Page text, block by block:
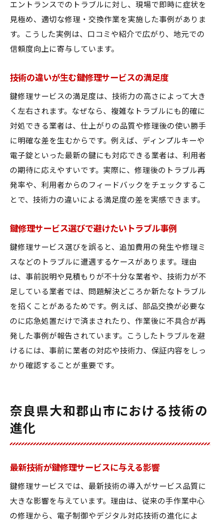
準
鍵の不調を感じたら取るべき初動
早期対応で防げる鍵修理サービスの選び方
鍵修理サービス利用時のトラブル回避ポイ
ント
鍵の不調に気づいた際の適切な行動手順
費用を抑えた鍵修理サービス活用術
鍵修理サービスの費用構成と節約ポイント
無駄を省くための鍵修理サービス比較術
技術と費用のバランスが良い鍵修理サービ
ス選び
費用を抑える鍵修理サービスキャンペーン
活用法
エントランスでのトラブルに対し、現場で即時に症状を
見極め、適切な修理・交換作業を実施した事例がありま
す。こうした実例は、口コミや紹介で広がり、地元での
信頼度向上に寄与しています。
技術の違いが生む鍵修理サービスの満足度
鍵修理サービスの満足度は、技術力の高さによって大き
く左右されます。なぜなら、複雑なトラブルにも的確に
対処できる業者は、仕上がりの品質や修理後の使い勝手
に明確な差を生むからです。例えば、ディンプルキーや
電子錠といった最新の鍵にも対応できる業者は、利用者
の期待に応えやすいです。実際に、修理後のトラブル再
発率や、利用者からのフィードバックをチェックするこ
とで、技術力の違いによる満足度の差を実感できます。
鍵修理サービス選びで避けたいトラブル事例
鍵修理サービス選びを誤ると、追加費用の発生や修理ミ
スなどのトラブルに遭遇するケースがあります。理由
は、事前説明や見積もりが不十分な業者や、技術力が不
足している業者では、問題解決どころか新たなトラブル
を招くことがあるためです。例えば、部品交換が必要な
のに応急処置だけで済まされたり、作業後に不具合が再
発した事例が報告されています。こうしたトラブルを避
けるには、事前に業者の対応や技術力、保証内容をしっ
かり確認することが重要です。
奈良県大和郡山市における技術の
進化
最新技術が鍵修理サービスに与える影響
鍵修理サービスでは、最新技術の導入がサービス品質に
大きな影響を与えています。理由は、従来の手作業中心
の修理から、電子制御やデジタル対応技術の進化によ